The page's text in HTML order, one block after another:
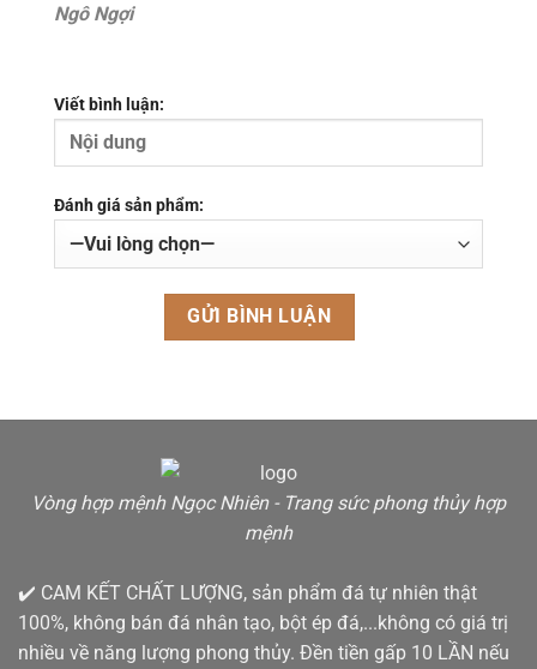
Ngô Ngợi
Viết bình luận:
Đánh giá sản phẩm:
Vòng hợp mệnh Ngọc Nhiên - Trang sức phong thủy hợp
mệnh
✔️ CAM KẾT CHẤT LƯỢNG, sản phẩm đá tự nhiên thật
100%, không bán đá nhân tạo, bột ép đá,...không có giá trị
nhiều về năng lượng phong thủy. Đền tiền gấp 10 LẦN nếu